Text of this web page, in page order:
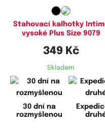
Stahovací kalhotky
vysoké Plus Size 9079
349 Kč
Skladem
30 dní na
rozmyšlenou